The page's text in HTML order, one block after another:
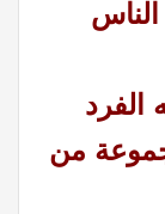
الفرد
من